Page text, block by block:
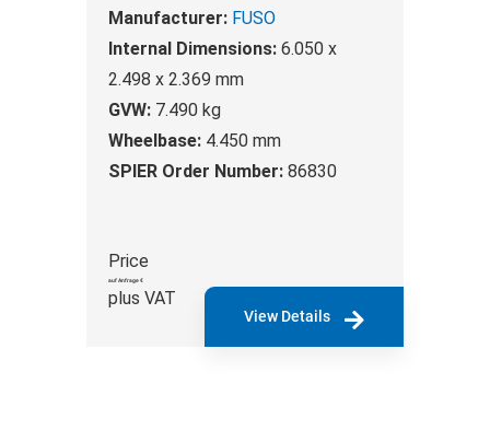
Manufacturer: FUSO
Internal Dimensions: 6.050 x
2.498 x 2.369 mm
GVW: 7.490 kg
Wheelbase: 4.450 mm
SPIER Order Number: 86830
Price
auf Anfrage €
plus VAT
View Details